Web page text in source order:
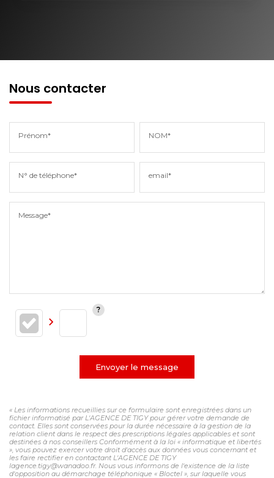
Nous contacter
Prénom* NOM*
N° de téléphone* email*
Message*
Envoyer le message
« Les informations recueillies sur ce formulaire sont enregistrées dans un
fichier informatisé par L'AGENCE DE TIGY pour gérer votre demande de
contact. Elles sont conservées pour la durée nécessaire à la gestion de la
relation client dans le respect des prescriptions légales applicables et sont
destinées à nos conseillers Conformément à la loi « informatique et libertés
», vous pouvez exercer votre droit d'accès aux données vous concernant et
les faire rectifier en contactant L'AGENCE DE TIGY
lagence.tigy@wanadoo.fr. Nous vous informons de l'existence de la liste
d'opposition au démarchage téléphonique « Bloctel », sur laquelle vous